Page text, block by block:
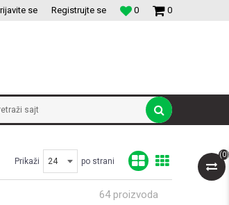
PREKIDACA I UTICNICA 0
0
se Registrujte se
sajt
(0)
Prikaži po strani
64proizvoda